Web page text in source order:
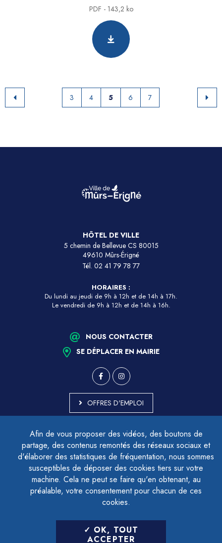
Afin de vous proposer des vidéos, des boutons de
partage, des contenus remontés des réseaux sociaux et
d'élaborer des statistiques de fréquentation, nous sommes
susceptibles de déposer des cookies tiers sur votre
machine. Cela ne peut se faire qu'en obtenant, au
préalable, votre consentement pour chacun de ces
cookies.
OK, TOUT
ACCEPTER
PDF - 143,2 ko
3 4 5 6 7
HÔTEL DE VILLE
5 chemin de Bellevue CS 80015
49610 Mûrs-Érigné
Tél. 02 41 79 78 77
HORAIRES :
Du lundi au jeudi de 9h à 12h et de 14h à 17h.
Le vendredi de 9h à 12h et de 14h à 16h.
NOUS CONTACTER
SE DÉPLACER EN MAIRIE
OFFRES D'EMPLOI
ACCESSIBILITÉ - PARTIELLEMENT CONFORME
PLAN DU SITE
MENTIONS LÉGALES
CONTACTER LE DÉLÉGUÉ À LA PROTECTION DES DONNÉES
GESTION DES COOKIES
LETTRE D'INFORMATION
SAISIR VOTRE ADRESSE E-MAIL